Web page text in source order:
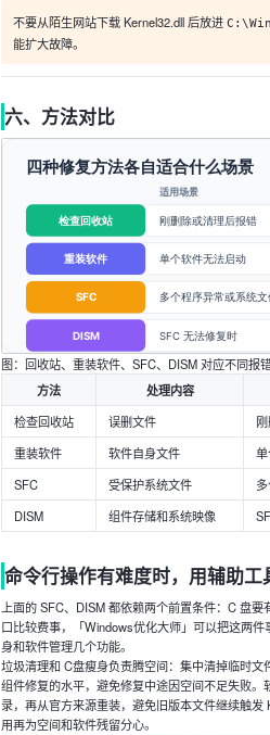
不要从陌生网站下载 Kernel32.dll 后放进
能扩大故障。
六、方法对比
图：回收站、重装软件、SFC、DISM 对应不同报
方法
处理内容
检查回收站
误删文件
重装软件
软件自身文件
SFC
受保护系统文件
DISM
组件存储和系统映像
命令行操作有难度时，用辅助工
上面的 SFC、DISM 都依赖两个前置条件：C 盘
口比较费事，「Windows优化大师」可以把这两
身和软件管理几个功能。
垃圾清理和 C盘瘦身负责腾空间：集中清掉临时
组件修复的水平，避免修复中途因空间不足失败
录，再从官方来源重装，避免旧版本文件继续触
用再为空间和软件残留分心。